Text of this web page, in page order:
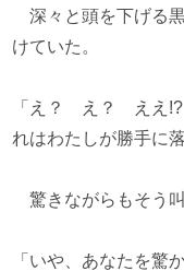
深々と頭を下げる
けていた。
「え？ え？ ええ
れはわたしが勝手に
驚きながらもそう叫
「いや、あなたを